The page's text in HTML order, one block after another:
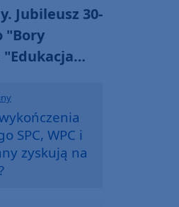
Jubileusz 30-
"Bory
SPC, WPC i
zyskują na